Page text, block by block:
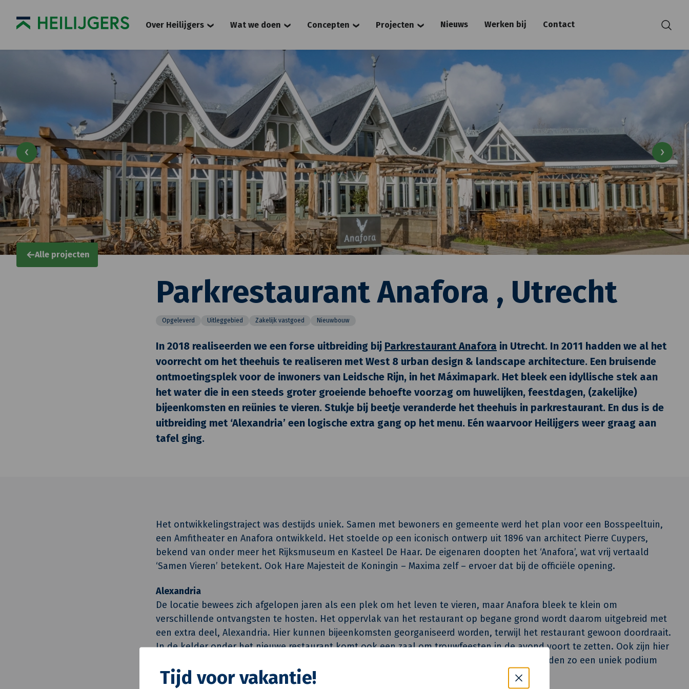
Tijd voor vakantie!
Over Heilijgers Wat we doen Concepten Projecten Nieuws Werken bij Contact Zoeken
Alle projecten
Parkrestaurant Anafora , Utrecht
Opgeleverd Uitleggebied Zakelijk vastgoed Nieuwbouw
In 2018 realiseerden we een forse uitbreiding bij Parkrestaurant Anafora in Utrecht. In 2011 hadden we al het
voorrecht om het theehuis te realiseren met West 8 urban design & landscape architecture. Een bruisende
ontmoetingsplek voor de inwoners van Leidsche Rijn, in het Máximapark. Het bleek een idyllische stek aan
het water die in een steeds groter groeiende behoefte voorzag om huwelijken, feestdagen, (zakelijke)
bijeenkomsten en reünies te vieren. Stukje bij beetje veranderde het theehuis in parkrestaurant. En dus is de
uitbreiding met ‘Alexandria’ een logische extra gang op het menu. Eén waarvoor Heilijgers weer graag aan
tafel ging.
Het ontwikkelingstraject was destijds uniek. Samen met bewoners en gemeente werd het plan voor een Bosspeeltuin,
een Amfitheater en Anafora ontwikkeld. Het stoelde op een iconisch ontwerp uit 1896 van architect Pierre Cuypers,
bekend van onder meer het Rijksmuseum en Kasteel De Haar. De eigenaren doopten het ‘Anafora’, wat vrij vertaald
‘Samen Vieren’ betekent. Ook Hare Majesteit de Koningin – Maxima zelf – ervoer dat bij de officiële opening.
Alexandria
De locatie bewees zich afgelopen jaren als een plek om het leven te vieren, maar Anafora bleek te klein om
verschillende ontvangsten te hosten. Het oppervlak van het restaurant op begane grond wordt daarom uitgebreid met
een extra deel, Alexandria. Hier kunnen bijeenkomsten georganiseerd worden, terwijl het restaurant gewoon doordraait.
In de kelder onder het nieuwe restaurant komt ook een zaal om trouwfeesten in de avond voort te zetten. Ook zijn hier
extra keukenvoorzieningen zoals koelingen en werkplekken voor de mise en place. A+A worden zo een uniek podium
voor kookworkshops, culturele evenementen en omvangrijkere hospitality.